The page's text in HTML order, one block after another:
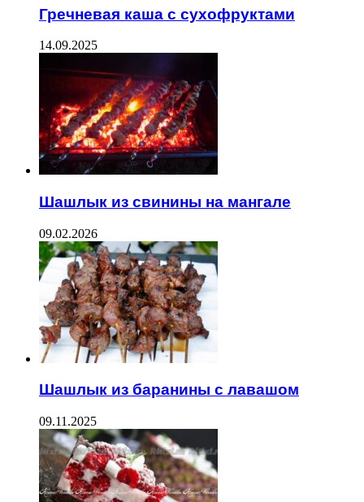
Гречневая каша с сухофруктами
14.09.2025
Шашлык из свинины на мангале
09.02.2026
Шашлык из баранины с лавашом
09.11.2025